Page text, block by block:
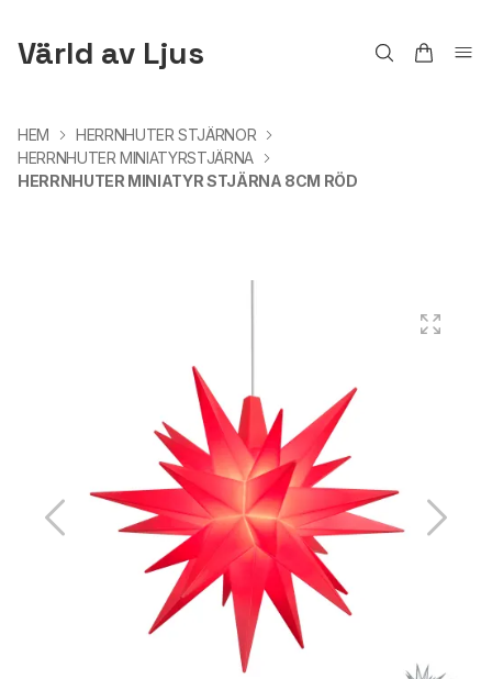
Värld av Ljus
HEM
HERRNHUTER STJÄRNOR
HERRNHUTER MINIATYRSTJÄRNA
HERRNHUTER MINIATYR STJÄRNA 8CM RÖD